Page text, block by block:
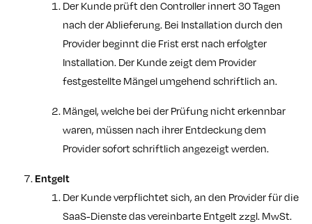
Der Kunde prüft den Controller innert 30 Tagen
nach der Ablieferung. Bei Installation durch den
Provider beginnt die Frist erst nach erfolgter
Installation. Der Kunde zeigt dem Provider
festgestellte Mängel umgehend schriftlich an.
Mängel, welche bei der Prüfung nicht erkennbar
waren, müssen nach ihrer Entdeckung dem
Provider sofort schriftlich angezeigt werden.
Entgelt
Der Kunde verpflichtet sich, an den Provider für die
SaaS-Dienste das vereinbarte Entgelt zzgl. MwSt.